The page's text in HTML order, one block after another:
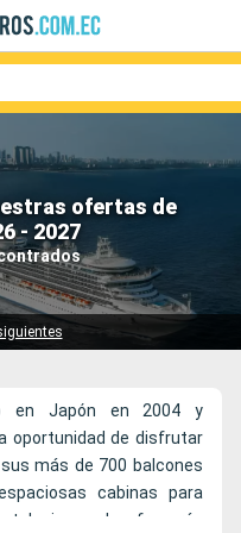
ofertas de
- 2027
Compañías
en Japón en 2004 y
oportunidad de disfrutar
más de 700 balcones
cabinas para
le ofrecerán